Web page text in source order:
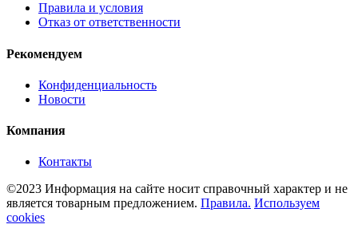
Правила и условия
Отказ от ответственности
Рекомендуем
Конфиденциальность
Новости
Компания
Контакты
©2023 Информация на сайте носит справочный характер и не
является товарным предложением. Правила. Используем
cookies